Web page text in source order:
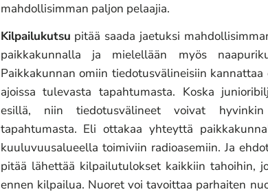
mahdollisimman paljon pelaajia.
Kilpailukutsu pitää saada jaetuksi
paikkakunnalla ja mielellään myös
Paikkakunnan omiin tiedotusvälineisiin
ajoissa tulevasta tapahtumasta. Koska
esillä, niin tiedotusvälineet voivat
tapahtumasta. Eli ottakaa yhteyttä
kuuluvuusalueella toimiviin radioasemiin. Ja
pitää lähettää kilpailutulokset kaikkiin tahoihin,
ennen kilpailua. Nuoret voi tavoittaa parhaiten